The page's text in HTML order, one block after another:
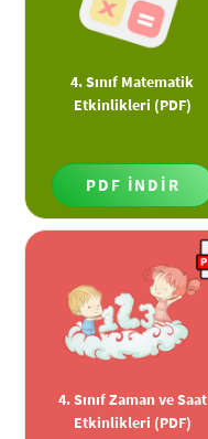
4. Sınıf Matematik
Etkinlikleri (PDF)
PDF İNDİR
4. Sınıf Zaman ve Saat
Etkinlikleri (PDF)